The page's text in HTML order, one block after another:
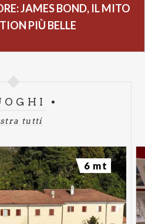
JAMES BOND, IL MITO
PIÙ BELLE
tutti
6 mt